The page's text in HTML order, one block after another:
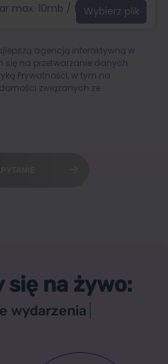
max. 10mb / format:.jpg,
agencją interaktywną w
na przetwarzanie danych
Prywatności , w tym na
związanych ze
na żywo:
wydarzenia